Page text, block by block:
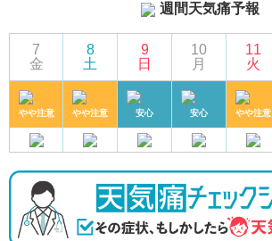
週間天気痛予報
7
金
やや注意
8
土
やや注意
9
日
安心
10
月
安心
11
火
やや注意